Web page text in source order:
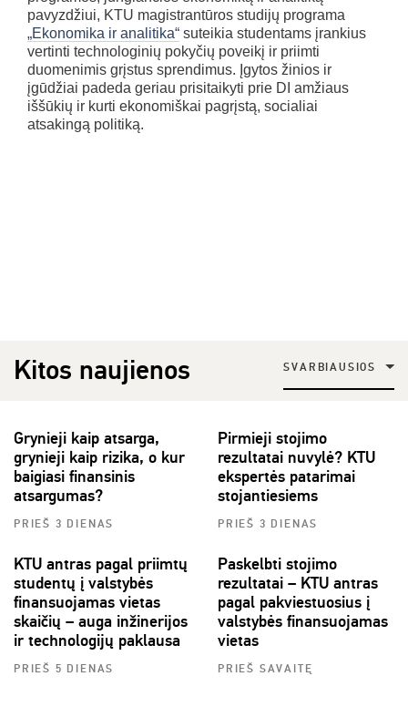
pavyzdžiui, KTU magistrantūros studijų programa
„Ekonomika ir analitika“ suteikia studentams įrankius
vertinti technologinių pokyčių poveikį ir priimti
duomenimis grįstus sprendimus. Įgytos žinios ir
įgūdžiai padeda geriau prisitaikyti prie DI amžiaus
iššūkių ir kurti ekonomiškai pagrįstą, socialiai
atsakingą politiką.
Kitos naujienos SVARBIAUSIOS
Grynieji kaip atsarga,
grynieji kaip rizika, o kur
baigiasi finansinis
atsargumas?
PRIEŠ 3 DIENAS
Pirmieji stojimo
rezultatai nuvylė? KTU
ekspertės patarimai
stojantiesiems
PRIEŠ 3 DIENAS
KTU antras pagal priimtų
studentų į valstybės
finansuojamas vietas
skaičių – auga inžinerijos
ir technologijų paklausa
PRIEŠ 5 DIENAS
Paskelbti stojimo
rezultatai – KTU antras
pagal pakviestuosius į
valstybės finansuojamas
vietas
PRIEŠ SAVAITĘ